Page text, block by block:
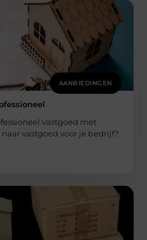
AANBIEDINGEN
vastgoed met
vastgoed voor je bedrijf?